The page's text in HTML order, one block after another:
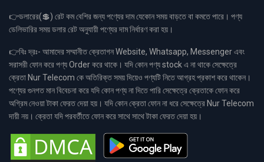
👉ডলারের(💲) রেট কম বেশির জন্য পণ্যের দাম যেকোন সময় বাড়তে বা কমতে পারে। পণ্য
ডেলিভারির সময় ডলার রেট অনুযায়ী পণ্যের দাম নির্ধারণ করা হয়।
👉বিঃ দ্রঃ- আমাদের সম্মানীত ক্রেতাগন Website, Whatsapp, Messenger এবং
সরাসরী ফোন করে পণ্য Order করে থাকে। যদি কোন পণ্য stock এ না থাকে সেক্ষেত্রে
ক্রেতা Nur Telecom কে অতিরিক্ত সময় দিয়েও পণ্যটি নিতে আগ্রহ প্রকাশ করে থাকেন।
পণ্যের গুনগত মান বিবেচনা করে যদি কোন পণ্য না দিতে পারি সেক্ষেত্রে ক্রেতাকে ফোন করে
অগ্রিম নেওয়া টাকা ফেরত দেয়া হয়। যদি কোন ক্রেতা ফোন না ধরে সেক্ষেত্রে Nur Telecom
দায়ী নয়। ক্রেতা যদি পরবর্তীতে ফোন করে সাথে সাথে টাকা ফেরত দেয়া হয়।